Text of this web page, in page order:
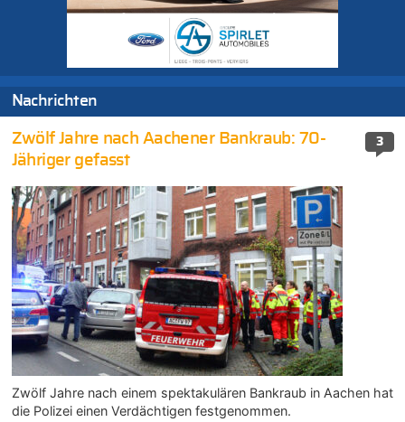
Nachrichten
3
Zwölf Jahre nach Aachener Bankraub: 70-
Jähriger gefasst
Zwölf Jahre nach einem spektakulären Bankraub in Aachen hat
die Polizei einen Verdächtigen festgenommen.